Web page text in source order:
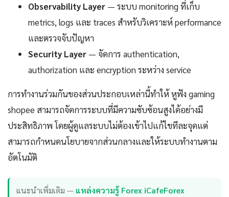
Observability Layer — ระบบ monitoring ที่เก็บ
metrics, logs และ traces สำหรับวิเคราะห์ performance
และตรวจจับปัญหา
Security Layer — จัดการ authentication,
authorization และ encryption ระหว่าง service
การทำงานร่วมกันของส่วนประกอบเหล่านี้ทำให้ หูฟัง gaming
shopee สามารถจัดการระบบที่มีความซับซ้อนสูงได้อย่างมี
ประสิทธิภาพ โดยผู้ดูแลระบบไม่ต้องเข้าไปแก้ไขทีละจุดแต่
สามารถกำหนดนโยบายจากส่วนกลางและให้ระบบทำงานตาม
อัตโนมัติ
แนะนำเพิ่มเติม — แหล่งความรู้ Forex iCafeForex